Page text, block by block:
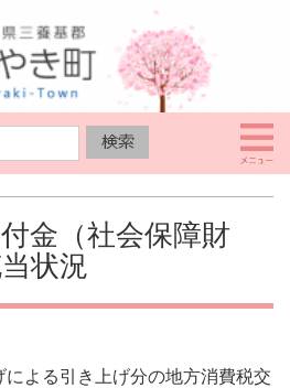
金（社会保障財
状況
よる引き上げ分の地方消費税交